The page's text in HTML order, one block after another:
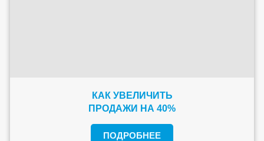
КАК УВЕЛИЧИТЬ
ПРОДАЖИ НА 40%
ПОДРОБНЕЕ